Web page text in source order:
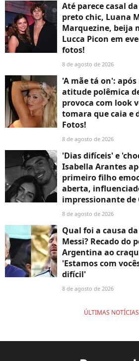
Até parece casal
preto chic, Luana
Marquezine, beija
Lucca Picon em
fotos!
8 de agosto de 2026
'A mãe tá on':
atitude polêmica
provoca com look
tomara que caia e
Fotos!
8 de agosto de 2026
'Dias difíceis' e
Isabella Arantes
primeiro filho
aberta,
impressionante de
8 de agosto de 2026
Qual foi a causa
Messi? Recado do
Argentina ao
'Estamos com
difícil'
8 de agosto de 2026
ÚLTIMAS NOTÍCIAS